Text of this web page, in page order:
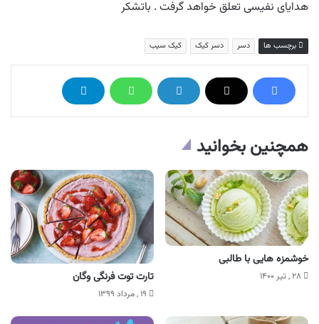
هدایای نفیسی تعلق خواهد گرفت . باتشکر
برچسب ها دسر دسر کیک کیک سیب
همچنین بخوانید
خوشمزه هایی با طالبی
۲۸ , تیر ۱۴۰۰ تارت توت‌ فرنگی وگان
۱۹ , مرداد ۱۳۹۹